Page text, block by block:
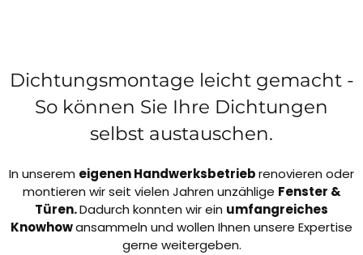
Dichtungsmontage leicht gemacht -
So können Sie Ihre Dichtungen
selbst austauschen.
In unserem eigenen Handwerksbetriebrenovieren oder
montieren wir seit vielen Jahren unzählige Fenster &
Türen.Dadurch konnten wir ein umfangreiches
Knowhowansammeln und wollen Ihnen unsere Expertise
gerne weitergeben.